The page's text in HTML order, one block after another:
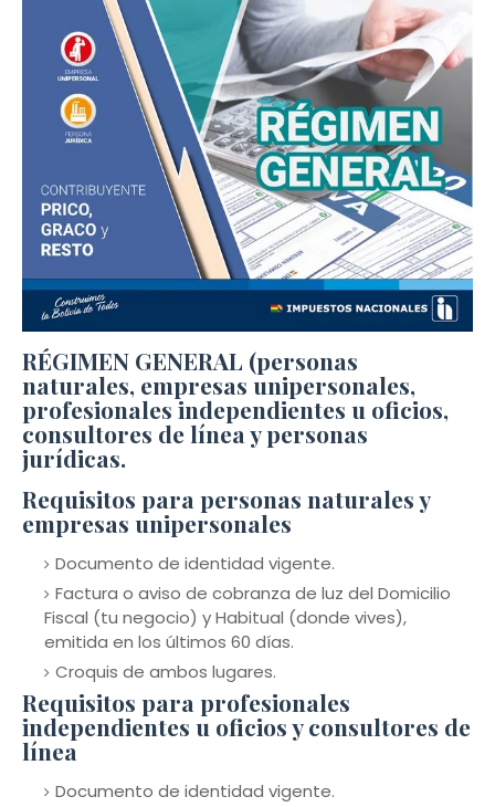
RÉGIMEN GENERAL (personas
naturales, empresas unipersonales,
profesionales independientes u oficios,
consultores de línea y personas
jurídicas.
Requisitos para personas naturales y
empresas unipersonales
Documento de identidad vigente.
Factura o aviso de cobranza de luz del Domicilio
Fiscal (tu negocio) y Habitual (donde vives),
emitida en los últimos 60 días.
Croquis de ambos lugares.
Requisitos para profesionales
independientes u oficios y consultores de
línea
Documento de identidad vigente.